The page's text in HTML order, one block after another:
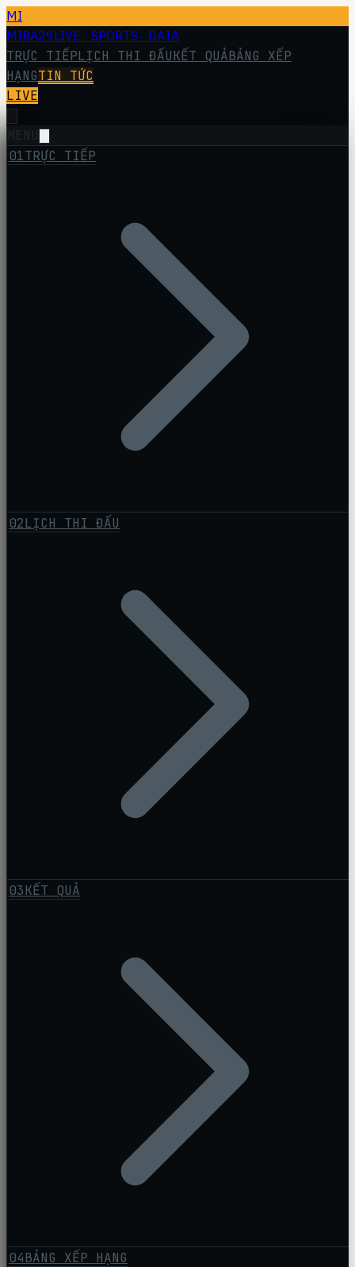
MI
MIRA29LIVE · SPORTS · DATA
TRỰC TIẾPLỊCH THI ĐẤUKẾT QUẢBẢNG XẾP
HẠNGTIN TỨC
LIVE
MENU
01TRỰC TIẾP
02LỊCH THI ĐẤU
03KẾT QUẢ
04BẢNG XẾP HẠNG